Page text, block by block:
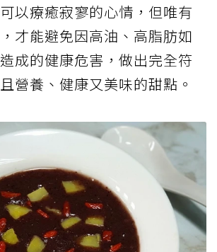
以療癒寂寥的心情，但唯有
才能避免因高油、高脂肪如
成的健康危害，做出完全符
營養、健康又美味的甜點。